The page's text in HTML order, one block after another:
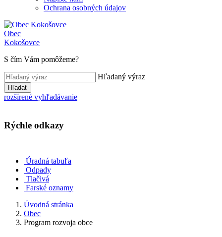
Ochrana osobných údajov
Obec
Kokošovce
S čím Vám pomôžeme?
Hľadaný výraz
Hľadať
rozšírené vyhľadávanie
Rýchle odkazy
Úradná tabuľa
Odpady
Tlačivá
Farské oznamy
Úvodná stránka
Obec
Program rozvoja obce